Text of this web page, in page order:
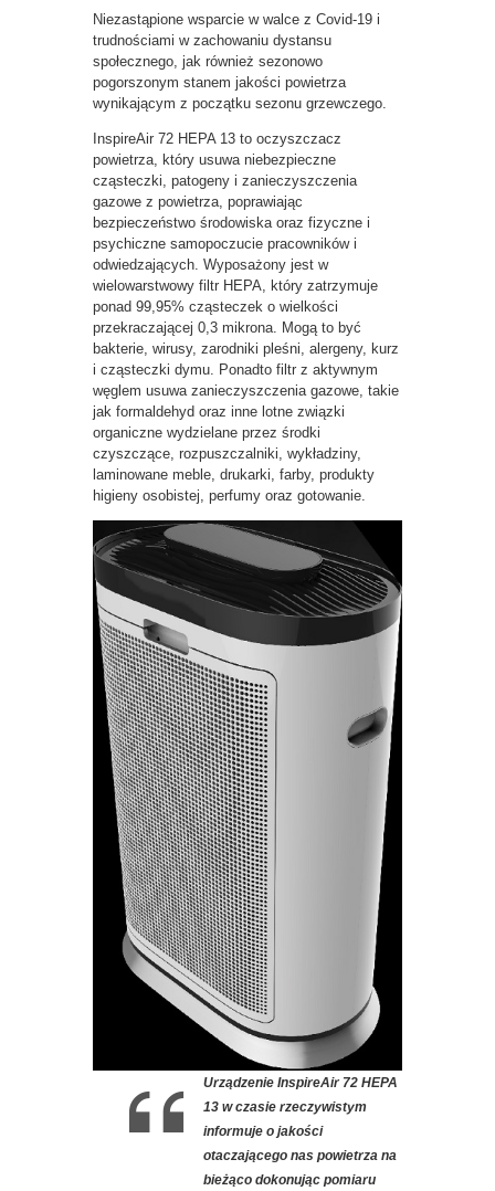
Niezastąpione wsparcie w walce z Covid-19 i
trudnościami w zachowaniu dystansu
społecznego, jak również sezonowo
pogorszonym stanem jakości powietrza
wynikającym z początku sezonu grzewczego.
InspireAir 72 HEPA 13 to oczyszczacz
powietrza, który usuwa niebezpieczne
cząsteczki, patogeny i zanieczyszczenia
gazowe z powietrza, poprawiając
bezpieczeństwo środowiska oraz fizyczne i
psychiczne samopoczucie pracowników i
odwiedzających. Wyposażony jest w
wielowarstwowy filtr HEPA, który zatrzymuje
ponad 99,95% cząsteczek o wielkości
przekraczającej 0,3 mikrona. Mogą to być
bakterie, wirusy, zarodniki pleśni, alergeny, kurz
i cząsteczki dymu. Ponadto filtr z aktywnym
węglem usuwa zanieczyszczenia gazowe, takie
jak formaldehyd oraz inne lotne związki
organiczne wydzielane przez środki
czyszczące, rozpuszczalniki, wykładziny,
laminowane meble, drukarki, farby, produkty
higieny osobistej, perfumy oraz gotowanie.
Urządzenie InspireAir 72 HEPA
13 w czasie rzeczywistym
informuje o jakości
otaczającego nas powietrza na
bieżąco dokonując pomiaru